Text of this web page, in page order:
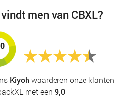
men van CBXL?
Kiyoh waarderen onze klanten
met een9,0